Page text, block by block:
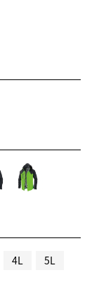
4L 5L